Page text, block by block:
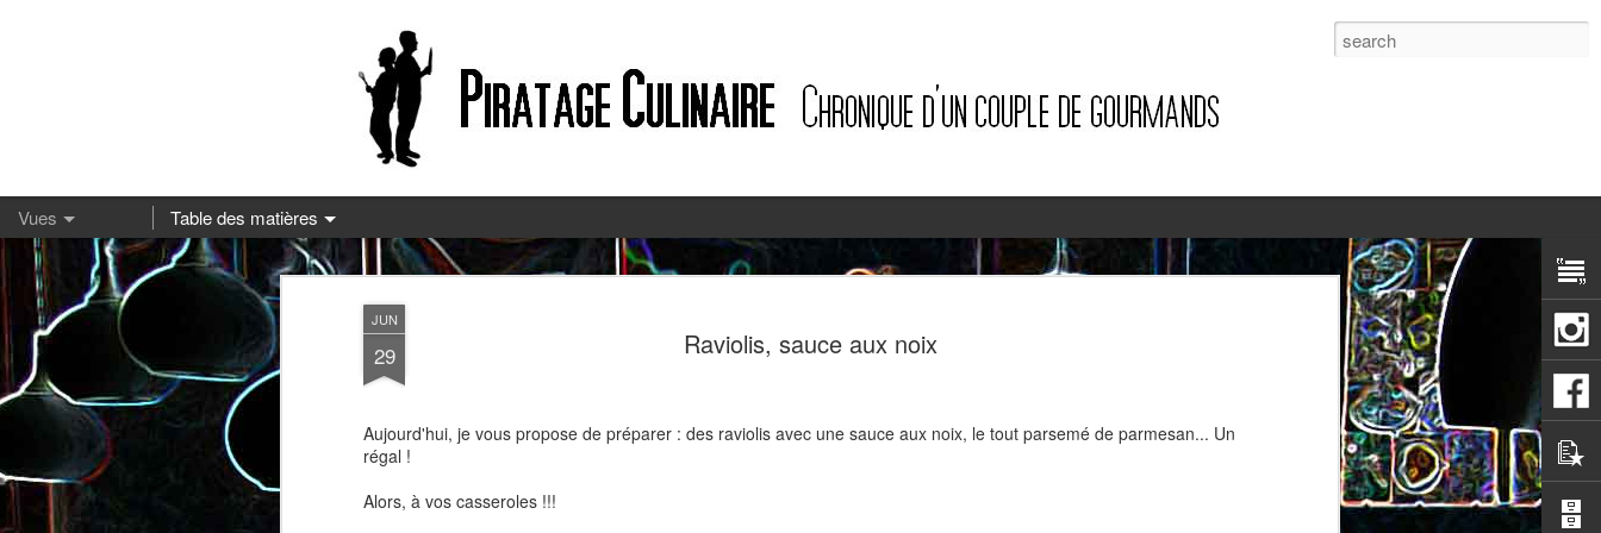
JUN
29 Raviolis, sauce aux noix
Aujourd'hui, je vous propose de préparer : des raviolis avec une sauce aux noix, le tout parsemé de parmesan... Un
régal !
Alors, à vos casseroles !!!
Pizza à la mozzarella et à la
13
2
Pizza à la pancetta et à la